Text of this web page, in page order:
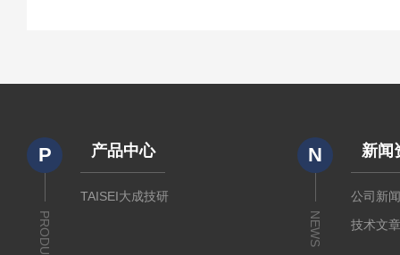
P 产品中心
TAISEI大成技研
N
NEWS
新闻
公司新
技术文